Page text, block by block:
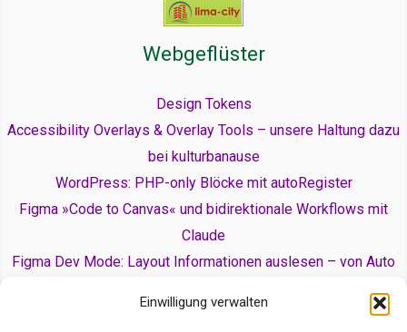
Einwilligung verwalten
Webgeflüster
Design Tokens
Accessibility Overlays & Overlay Tools – unsere Haltung dazu
bei kulturbanause
WordPress: PHP-only Blöcke mit autoRegister
Figma »Code to Canvas« und bidirektionale Workflows mit
Claude
Figma Dev Mode: Layout Informationen auslesen – von Auto